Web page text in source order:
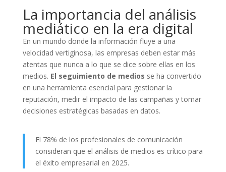
La importancia del análisis
mediático en la era digital
En un mundo donde la información fluye a una
velocidad vertiginosa, las empresas deben estar más
atentas que nunca a lo que se dice sobre ellas en los
medios. El seguimiento de medios se ha convertido
en una herramienta esencial para gestionar la
reputación, medir el impacto de las campañas y tomar
decisiones estratégicas basadas en datos.
El 78% de los profesionales de comunicación
consideran que el análisis de medios es crítico para
el éxito empresarial en 2025.